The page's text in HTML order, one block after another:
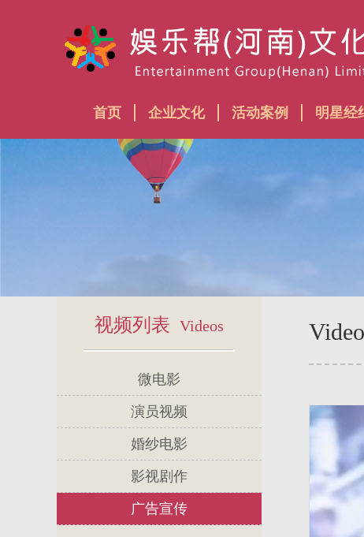
首页 企业文化 活动案例 明星经
视频列表 Videos
微电影
演员视频
婚纱电影
影视剧作
广告宣传